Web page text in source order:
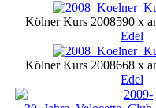
Kölner Kurs 2008590 x
Edel
Kölner Kurs 2008668 x
Edel